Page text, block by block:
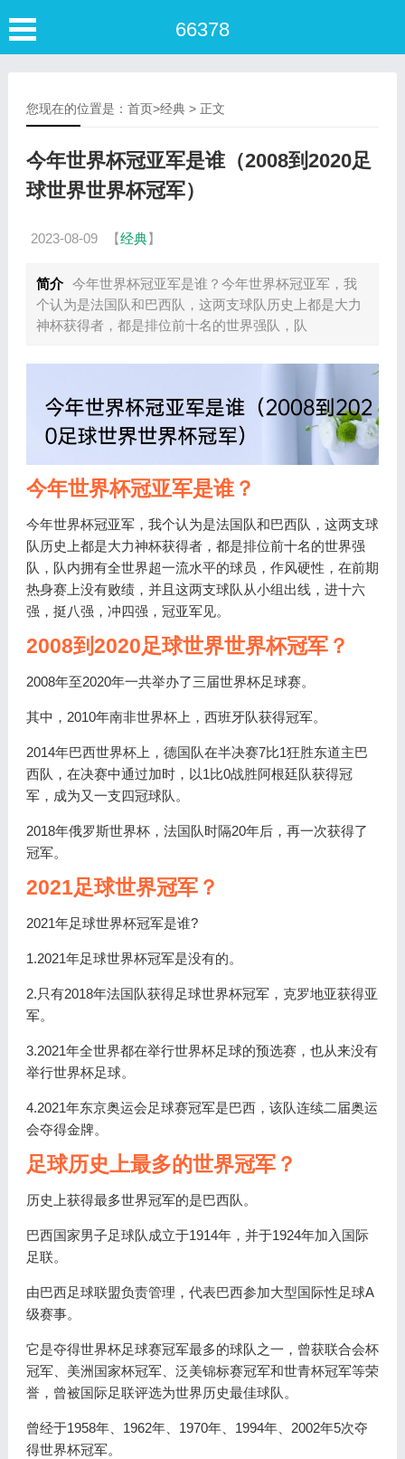
66378
您现在的位置是： 首页>经典> 正文
今年世界杯冠亚军是谁（2008到2020足
球世界世界杯冠军）
2023-08-09 【经典】
简介 今年世界杯冠亚军是谁？今年世界杯冠亚军，我
个认为是法国队和巴西队，这两支球队历史上都是大力
神杯获得者，都是排位前十名的世界强队，队
今年世界杯冠亚军是谁？
今年世界杯冠亚军，我个认为是法国队和巴西队，这两支球
队历史上都是大力神杯获得者，都是排位前十名的世界强
队，队内拥有全世界超一流水平的球员，作风硬性，在前期
热身赛上没有败绩，并且这两支球队从小组出线，进十六
强，挺八强，冲四强，冠亚军见。
2008到2020足球世界世界杯冠军？
2008年至2020年一共举办了三届世界杯足球赛。
其中，2010年南非世界杯上，西班牙队获得冠军。
2014年巴西世界杯上，德国队在半决赛7比1狂胜东道主巴
西队，在决赛中通过加时，以1比0战胜阿根廷队获得冠
军，成为又一支四冠球队。
2018年俄罗斯世界杯，法国队时隔20年后，再一次获得了
冠军。
2021足球世界冠军？
2021年足球世界杯冠军是谁?
1.2021年足球世界杯冠军是没有的。
2.只有2018年法国队获得足球世界杯冠军，克罗地亚获得亚
军。
3.2021年全世界都在举行世界杯足球的预选赛，也从来没有
举行世界杯足球。
4.2021年东京奥运会足球赛冠军是巴西，该队连续二届奥运
会夺得金牌。
足球历史上最多的世界冠军？
历史上获得最多世界冠军的是巴西队。
巴西国家男子足球队成立于1914年，并于1924年加入国际
足联。
由巴西足球联盟负责管理，代表巴西参加大型国际性足球A
级赛事。
它是夺得世界杯足球赛冠军最多的球队之一，曾获联合会杯
冠军、美洲国家杯冠军、泛美锦标赛冠军和世青杯冠军等荣
誉，曾被国际足联评选为世界历史最佳球队。
曾经于1958年、1962年、1970年、1994年、2002年5次夺
得世界杯冠军。